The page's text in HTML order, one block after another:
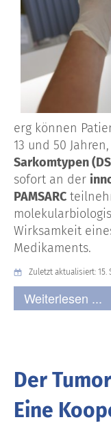
erg können
13 und 50
Sarkomtypen
sofort an der
PAMSARC
Wirksamkeit
Medikaments.
Zuletzt aktualisiert: 15.
Weiterlesen ...
Der
Eine